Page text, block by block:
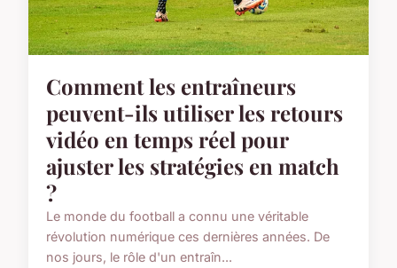
Comment les entraîneurs
peuvent-ils utiliser les retours
vidéo en temps réel pour
ajuster les stratégies en match
?
Le monde du football a connu une véritable
révolution numérique ces dernières années. De
nos jours, le rôle d'un entraîn...